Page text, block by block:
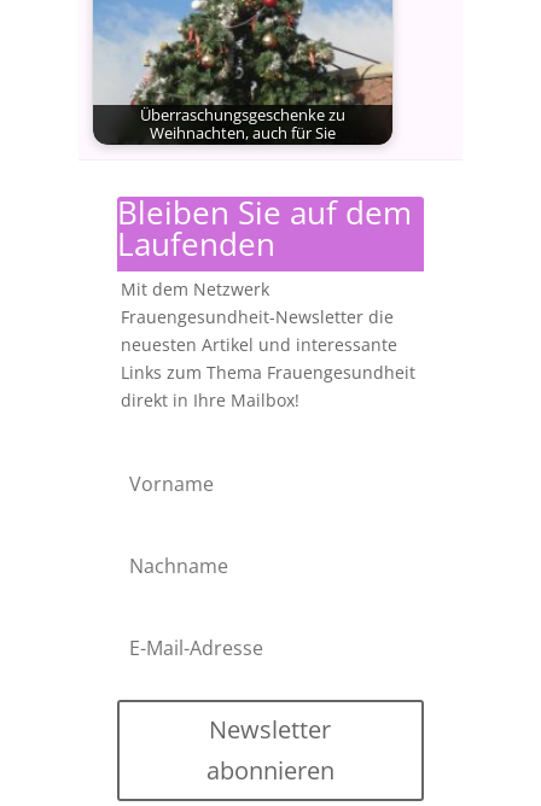
Überraschungsgeschenke zu
Weihnachten, auch für Sie
Bleiben Sie auf dem
Laufenden
Mit dem Netzwerk
Frauengesundheit-Newsletter die
neuesten Artikel und interessante
Links zum Thema Frauengesundheit
direkt in Ihre Mailbox!
Newsletter
abonnieren